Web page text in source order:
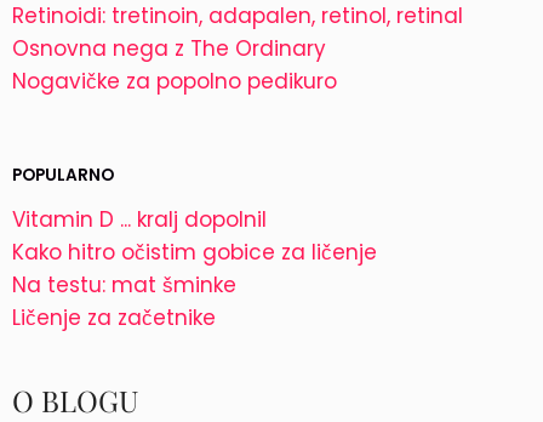
Retinoidi: tretinoin, adapalen, retinol, retinal
Osnovna nega z The Ordinary
Nogavičke za popolno pedikuro
POPULARNO
Vitamin D ... kralj dopolnil
Kako hitro očistim gobice za ličenje
Na testu: mat šminke
Ličenje za začetnike
O BLOGU